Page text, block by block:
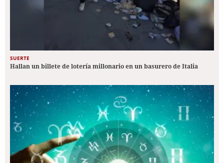
SUERTE
Hallan un billete de lotería millonario en un basurero de Italia